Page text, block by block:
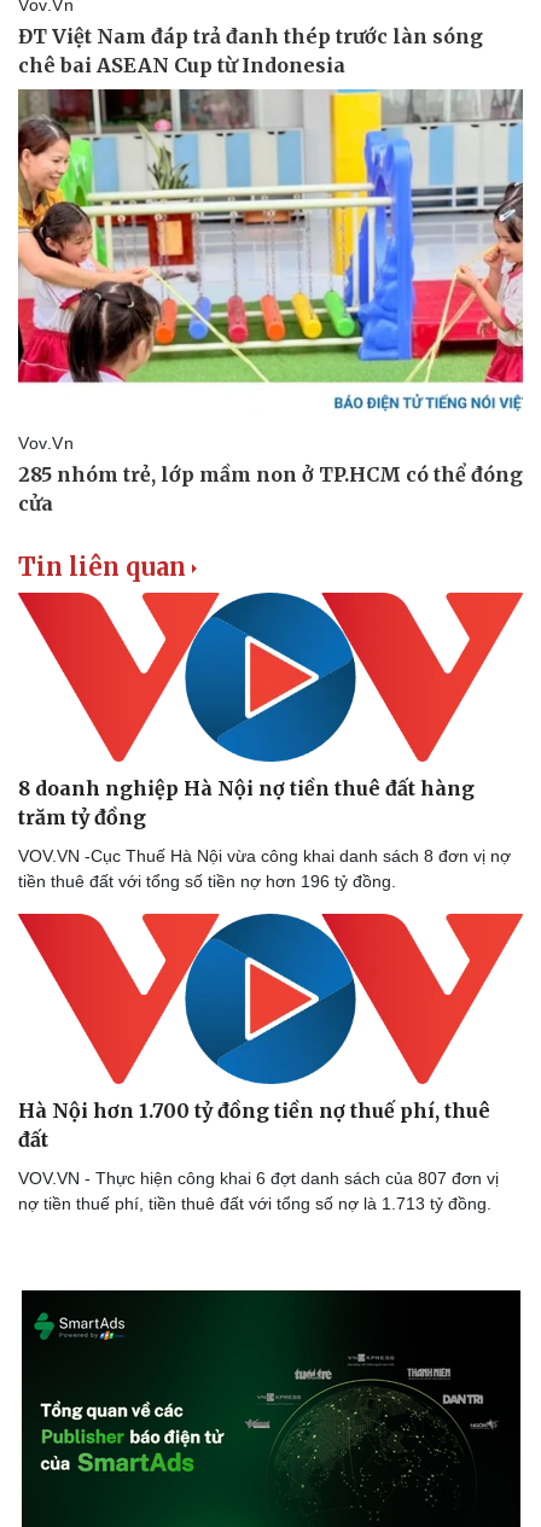
Công nghệ
Tin liên quan
8 doanh nghiệp Hà Nội nợ tiền thuê đất hàng
trăm tỷ đồng
VOV.VN -Cục Thuế Hà Nội vừa công khai danh sách 8 đơn vị nợ
tiền thuê đất với tổng số tiền nợ hơn 196 tỷ đồng.
Hà Nội hơn 1.700 tỷ đồng tiền nợ thuế phí, thuê
đất
VOV.VN - Thực hiện công khai 6 đợt danh sách của 807 đơn vị
nợ tiền thuế phí, tiền thuê đất với tổng số nợ là 1.713 tỷ đồng.